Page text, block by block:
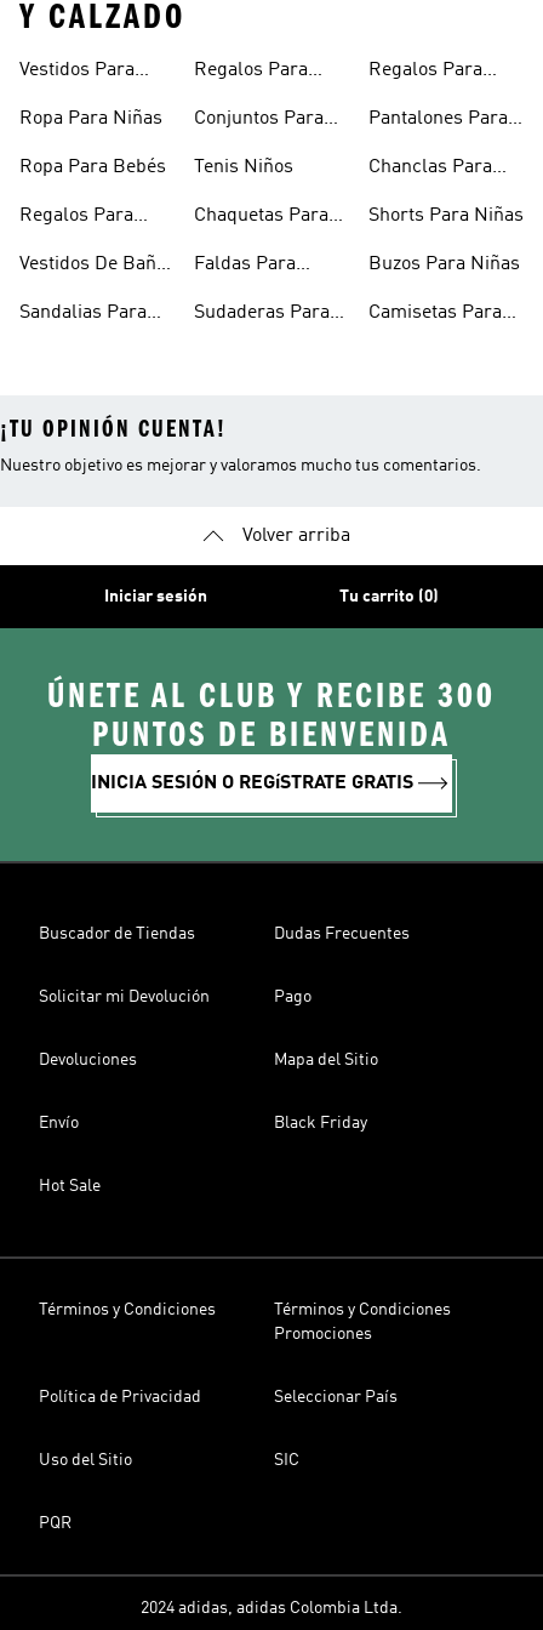
Y CALZADO
Vestidos Para
Ropa Para Niñas
Ropa Para Bebés
Regalos Para
Vestidos De Baño
Sandalias Para
Regalos Para
Conjuntos Para
Tenis Niños
Chaquetas Para
Faldas Para
Sudaderas Para
Regalos Para
Pantalones Para
Chanclas Para
Shorts Para Niñas
Buzos Para Niñas
Camisetas Para
¡TU OPINIÓN CUENTA!
Nuestro objetivo es mejorar y valoramos mucho tus comentarios.
Volver arriba
Iniciar sesión Tu carrito (0)
ÚNETE AL CLUB Y RECIBE 300
PUNTOS DE BIENVENIDA
INICIA SESIÓN O REGíSTRATE GRATIS
Buscador de Tiendas Dudas Frecuentes
Solicitar mi Devolución Pago
Devoluciones Mapa del Sitio
Envío Black Friday
Hot Sale
Términos y Condiciones
Términos y Condiciones
Promociones
Política de Privacidad Seleccionar País
Uso del Sitio SIC
PQR
2024 adidas, adidas Colombia Ltda.